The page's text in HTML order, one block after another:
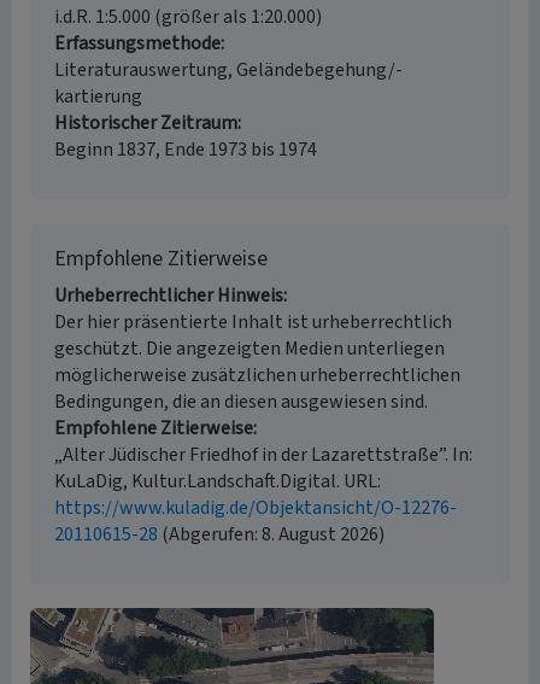
i.d.R. 1:5.000 (größer als 1:20.000)
Erfassungsmethode
Literaturauswertung, Geländebegehung/-
kartierung
Historischer Zeitraum
Beginn 1837, Ende 1973 bis 1974
Empfohlene Zitierweise
Urheberrechtlicher Hinweis
Der hier präsentierte Inhalt ist urheberrechtlich
geschützt. Die angezeigten Medien unterliegen
möglicherweise zusätzlichen urheberrechtlichen
Bedingungen, die an diesen ausgewiesen sind.
Empfohlene Zitierweise
„Alter Jüdischer Friedhof in der Lazarettstraße”. In:
KuLaDig, Kultur.Landschaft.Digital. URL:
https://www.kuladig.de/Objektansicht/O-12276-
20110615-28 (Abgerufen: 8. August 2026)